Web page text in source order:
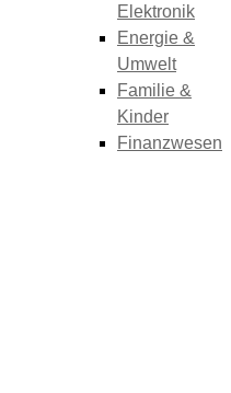
Elektronik
Energie &
Umwelt
Familie &
Kinder
Finanzwesen